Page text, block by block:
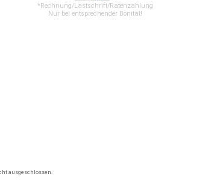
*Rechnung/Lastschrift/Ratenzahlung
Nur bei entsprechender Bonität!
ausgeschlossen.